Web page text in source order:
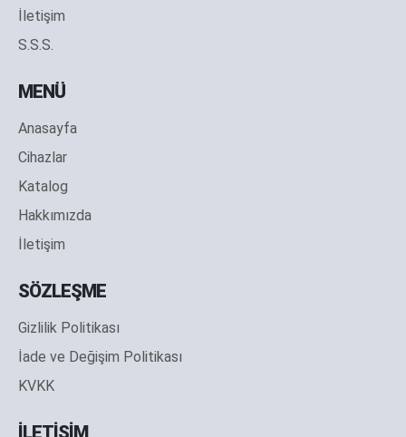
İletişim
S.S.S.
MENÜ
Anasayfa
Cihazlar
Katalog
Hakkımızda
İletişim
SÖZLEŞME
Gizlilik Politikası
İade ve Değişim Politikası
KVKK
İLETİŞİM